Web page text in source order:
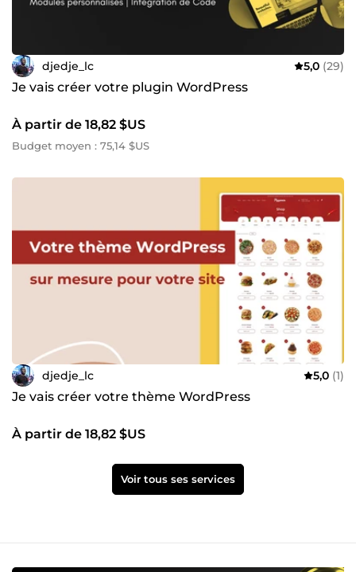
djedje_lc 5,0 (29)
Je vais créer votre plugin WordPress
À partir de 18,82 $US
Budget moyen : 75,14 $US
djedje_lc 5,0 (1)
Je vais créer votre thème WordPress
À partir de 18,82 $US
Voir tous ses services